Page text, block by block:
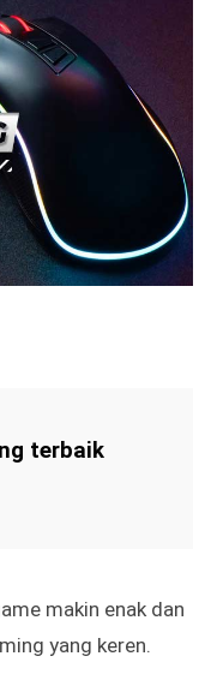
terbaik
makin enak dan
yang keren.